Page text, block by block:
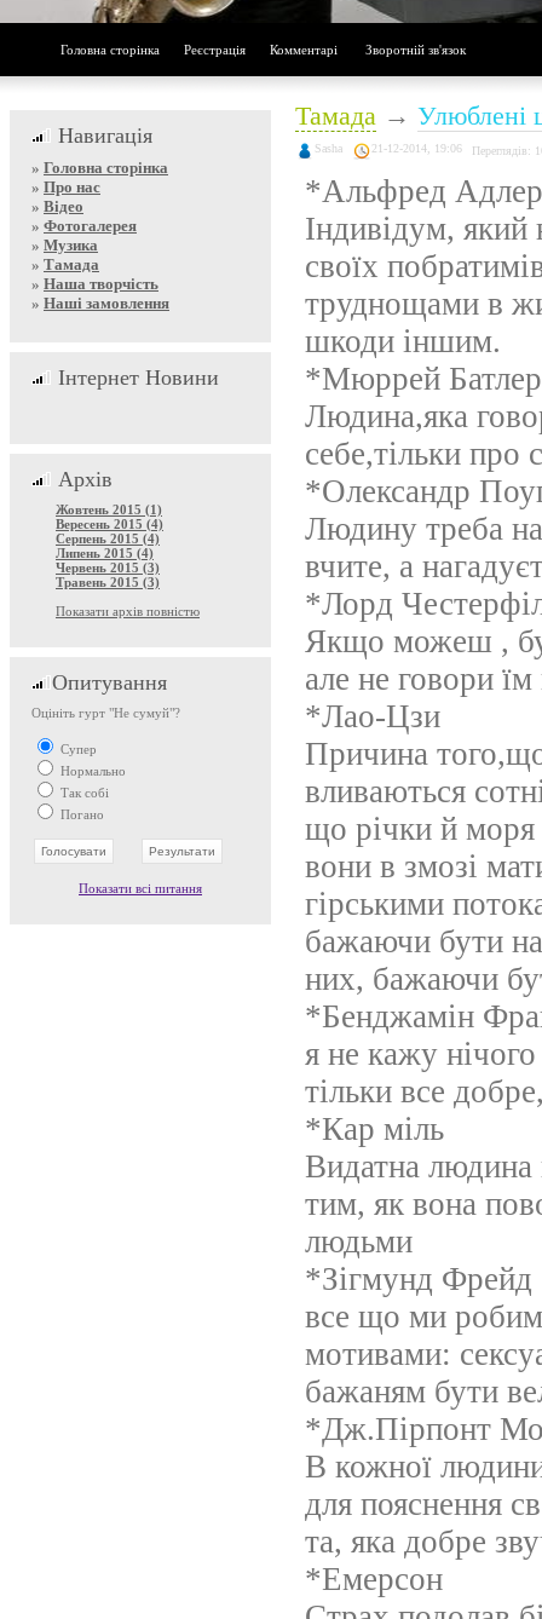
Головна сторінка Реєстрація Комментарі Зворотній зв'язок
Навигація
» Головна сторінка
» Про нас
» Відео
» Фотогалерея
» Музика
» Тамада
» Наша творчість
» Наші замовлення
Інтернет Новини
Архів
Жовтень 2015 (1)
Вересень 2015 (4)
Серпень 2015 (4)
Липень 2015 (4)
Червень 2015 (3)
Травень 2015 (3)
Показати архів повністю
Опитування
Оцініть гурт "Не сумуй"?
Супер
Нормально
Так собі
Погано
Показати всі питання
Тамада → Улюблені
Sasha 21-12-2014, 19:06 Переглядів:
*Альфред Адлер
Індивідум, який
своїх
труднощами в
шкоди іншим.
*Мюррей Батлер
Людина,яка
себе,тільки про
*Олександр
Людину треба
вчите, а
*Лорд
Якщо можеш ,
але не говори
*Лао-Цзи
Причина
вливаються
що річки й
вони в змозі
гірськими
бажаючи бути
них, бажаючи
*Бенджамін
я не кажу
тільки все
*Кар міль
Видатна людина
тим, як вона
людьми
*Зігмунд Фрейд
все що ми
мотивами:
бажаням бути
*Дж.Пірпонт
В кожної
для пояснення
та, яка добре
*Емерсон